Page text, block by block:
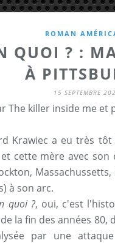
ROMAN
QUOI ? :
À
15 SEPTEMBRE
The killer inside me et
Krawiec a eu très
cette mère avec son
à son arc.
quoi ?, oui, c'est
la fin des années
par une